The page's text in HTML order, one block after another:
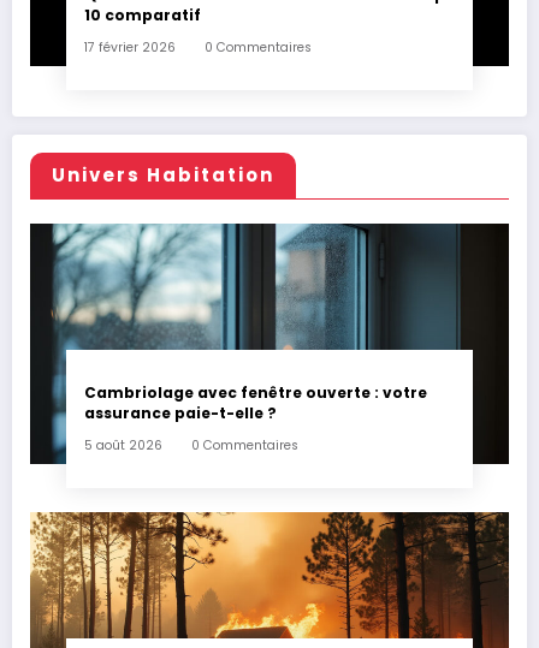
10 comparatif
17 février 2026 0 Commentaires
Univers Habitation
Cambriolage avec fenêtre ouverte : votre
assurance paie-t-elle ?
5 août 2026 0 Commentaires